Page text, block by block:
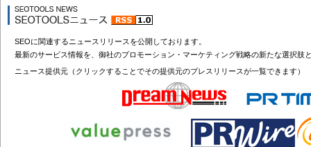
SEOに関連するニュースリリースを公開しております。
最新のサービス情報を、御社のプロモーション・マーケティング戦略の新たな選択肢
ニュース提供元（クリックすることでその提供元のプレスリリースが一覧できます）